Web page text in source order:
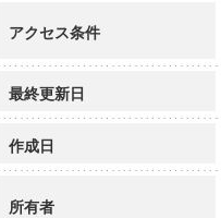
アクセス条件
最終更新日
作成日
所有者